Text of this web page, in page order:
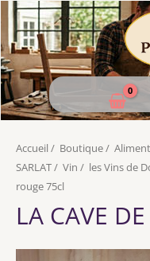
Accueil / Boutique/
SARLAT/ Vin / les Vins de
rouge 75cl
LA CAVE